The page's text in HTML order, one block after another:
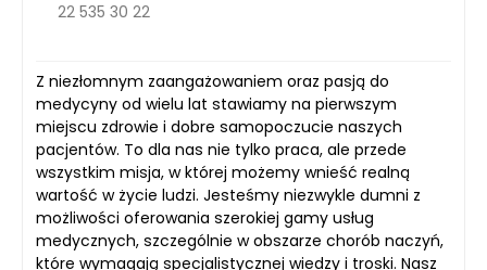
22 535 30 22
Z niezłomnym zaangażowaniem oraz pasją do
medycyny od wielu lat stawiamy na pierwszym
miejscu zdrowie i dobre samopoczucie naszych
pacjentów. To dla nas nie tylko praca, ale przede
wszystkim misja, w której możemy wnieść realną
wartość w życie ludzi. Jesteśmy niezwykle dumni z
możliwości oferowania szerokiej gamy usług
medycznych, szczególnie w obszarze chorób naczyń,
które wymagają specjalistycznej wiedzy i troski. Nasz